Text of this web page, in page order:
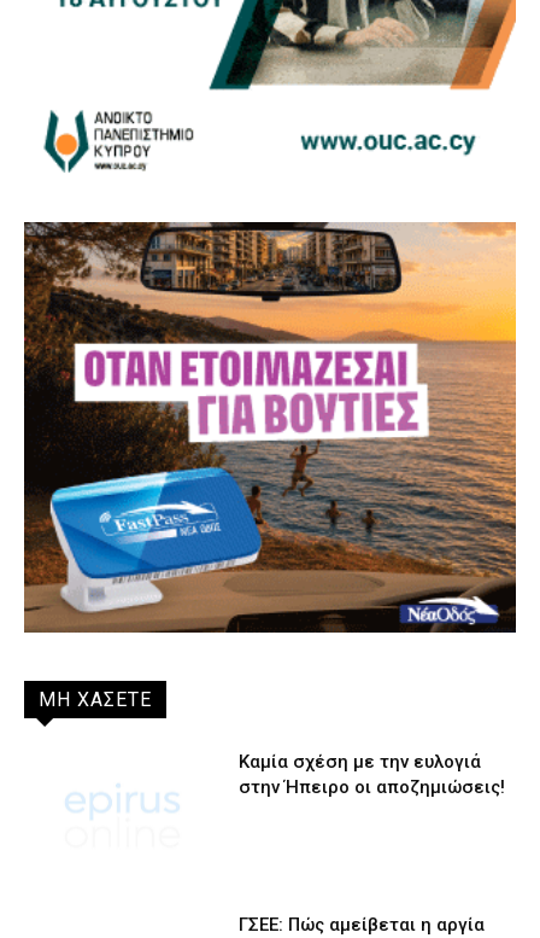
ΜΗ ΧΑΣΕΤΕ
Καμία σχέση με την ευλογιά
στην Ήπειρο οι αποζημιώσεις!
ΓΣΕΕ: Πώς αμείβεται η αργία